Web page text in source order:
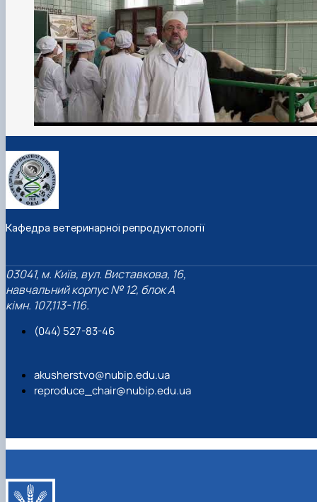
Кафедра ветеринарної репродуктології
03041, м. Київ, вул. Виставкова, 16,
навчальний корпус № 12, блок А
кімн. 107,113-116.
(044) 527-83-46
akusherstvo@nubip.edu.ua
reproduce_chair@nubip.edu.ua